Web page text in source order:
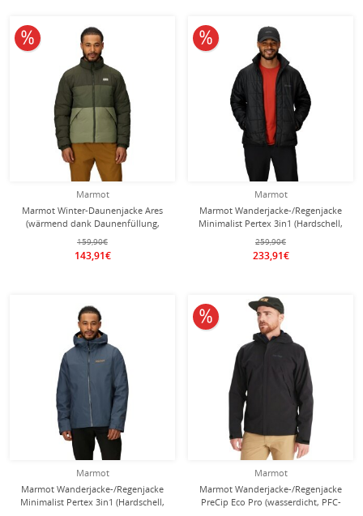
Marmot
Marmot Winter-Daunenjacke Ares
(wärmend dank Daunenfüllung,
leichtes Gewebe) grün/olive Herren
159,90€
143,91€
10% reduziert
Marmot
Marmot Wanderjacke-/Regenjacke
Minimalist Pertex 3in1 (Hardschell,
wasserdicht) schwarz Herren
259,90€
233,91€
10% reduziert
Marmot
Marmot Wanderjacke-/Regenjacke
Minimalist Pertex 3in1 (Hardschell,
Marmot
Marmot Wanderjacke-/Regenjacke
PreCip Eco Pro (wasserdicht, PFC-
10% reduziert